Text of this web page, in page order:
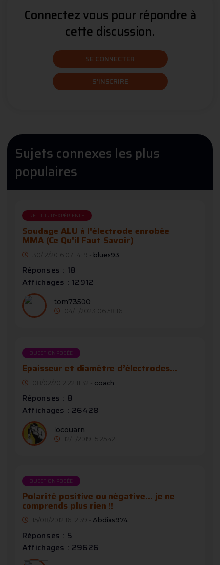
Connectez vous pour répondre à
cette discussion.
SE CONNECTER
S'INSCRIRE
Sujets connexes les plus
populaires
RETOUR D'EXPÉRIENCE
Soudage ALU à l'électrode enrobée
MMA (Ce Qu'il Faut Savoir)
30/12/2016 07:14:19 - blues93
Réponses : 18
Affichages : 12912
tom73500
04/11/2023 06:58:16
QUESTION POSÉE
Epaisseur et diamètre d’électrodes...
08/02/2012 22:11:32 - coach
Réponses : 8
Affichages : 26428
locouarn
12/11/2019 15:25:42
QUESTION POSÉE
Polarité positive ou négative... je ne
comprends plus rien !!
15/08/2012 16:12:39 - Abdias974
Réponses : 5
Affichages : 29626